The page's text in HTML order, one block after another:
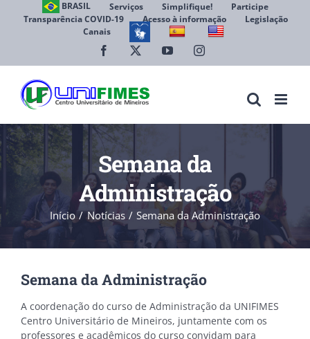
BRASIL Serviços Simplifique!
Participe
Transparência COVID-19
Acesso à informação
Legislação
Canais
Facebook YouTubeInstagram
Semana da
Administração
Início Notícias Semana da Administração
Semana da Administração
A coordenação do curso de Administração da UNIFIMES
Centro Universitário de Mineiros, juntamente com os
professores e acadêmicos do curso convidam para